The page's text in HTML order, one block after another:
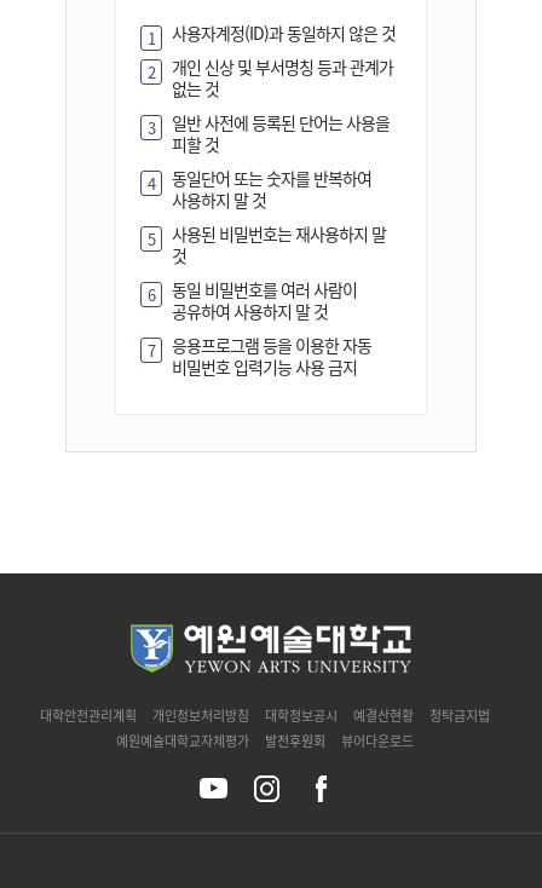
1 사용자계정(ID)과 동일하지 않은 것
2
개인 신상 및 부서명칭 등과 관계가
없는 것
3
일반 사전에 등록된 단어는 사용을
피할 것
4
동일단어 또는 숫자를 반복하여
사용하지 말 것
5
사용된 비밀번호는 재사용하지 말
것
6
동일 비밀번호를 여러 사람이
공유하여 사용하지 말 것
7
응용프로그램 등을 이용한 자동
비밀번호 입력기능 사용 금지
대학안전관리계획 개인정보처리방침 대학정보공시 예결산현황
청탁금지법
예원예술대학교자체평가
발전후원회 뷰어다운로드